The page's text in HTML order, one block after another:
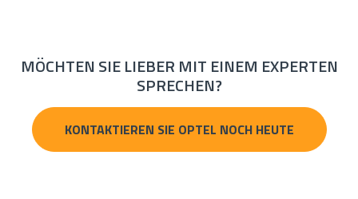
MÖCHTEN SIE LIEBER MIT EINEM EXPERTEN
SPRECHEN?
KONTAKTIEREN SIE OPTEL NOCH HEUTE